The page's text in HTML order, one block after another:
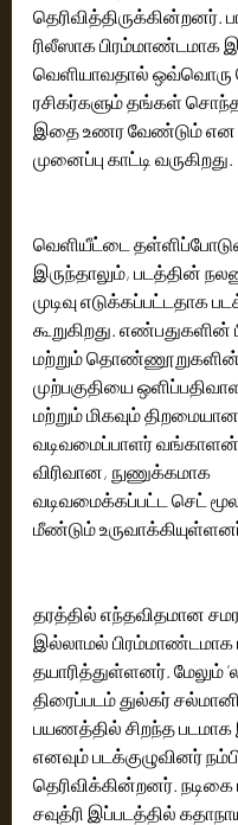
தெரிவித்திருக்கின்றனர்.
ரிலீஸாக பிரம்மாண்டமாக
வெளியாவதால் ஒவ்வொரு
ரசிகர்களும் தங்கள்
இதை உணர வேண்டும் என
முனைப்பு காட்டி வருகிறது.
வெளியீட்டை
இருந்தாலும், படத்தின்
முடிவு எடுக்கப்பட்டதாக
கூறுகிறது. எண்பதுகளின்
மற்றும் தொண்ணூறுகளின்
முற்பகுதியை
மற்றும் மிகவும் திறமையான
வடிவமைப்பாளர்
விரிவான, நுணுக்கமாக
வடிவமைக்கப்பட்ட செட்
மீண்டும்
தரத்தில் எந்தவிதமான
இல்லாமல்
தயாரித்துள்ளனர். மேலும்
திரைப்படம் துல்கர்
பயணத்தில் சிறந்த படமாக
எனவும் படக்குழுவினர்
தெரிவிக்கின்றனர். நடிகை
சவுத்ரி இப்படத்தில்